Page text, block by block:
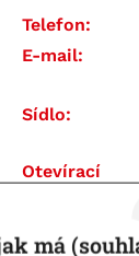
Telefon:
E-mail:
Sídlo:
Otevírací
má